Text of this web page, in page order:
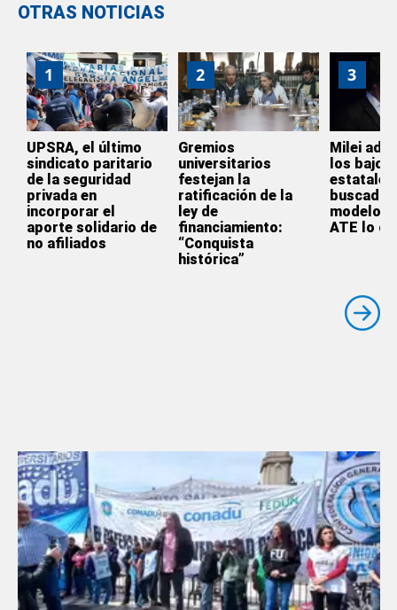
OTRAS NOTICIAS
1
UPSRA, el último
sindicato paritario
de la seguridad
privada en
incorporar el
aporte solidario de
no afiliados
2
Gremios
universitarios
festejan la
ratificación de la
ley de
financiamiento:
“Conquista
histórica”
3
Milei
los
estatales
buscado
modelo y
ATE lo